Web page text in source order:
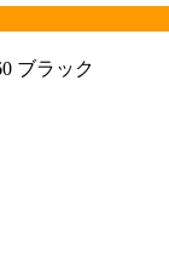
ブラック